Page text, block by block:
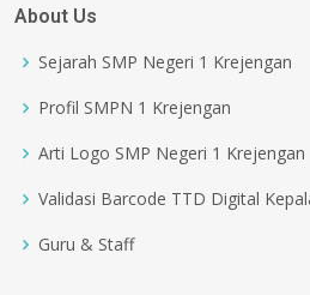
About Us
Sejarah SMP Negeri 1 Krejengan
Profil SMPN 1 Krejengan
Arti Logo SMP Negeri 1 Krejengan
Validasi Barcode TTD Digital
Guru & Staff